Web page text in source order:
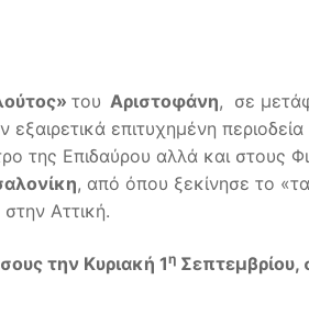
του Αριστοφάνη, σε
εξαιρετικά επιτυχημένη
της Επιδαύρου αλλά και στους
, από όπου ξεκίνησε το
Αττική.
την Κυριακή 1η Σεπτεμβρίου,